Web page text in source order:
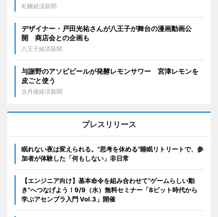
札幌経済新聞
デザイナー・戸田光祐さんが八王子が舞台の漫画動画公
開 商店会との企画も
八王子経済新聞
与謝野のアソビビールが発酵レモンサワー 宮津レモンを
皮ごと使う
京丹後経済新聞
プレスリリース
眠れない夜は変えられる。“思考を休める”睡眠リトリートで、参
加者が体験した「何もしない」非日常
【エンジニア向け】基本命令を組み合わせて“ゲームらしい動
き”へつなげよう！9/9（水）無料セミナー「8ビット時代から
学ぶアセンブラ入門 Vol.3」開催